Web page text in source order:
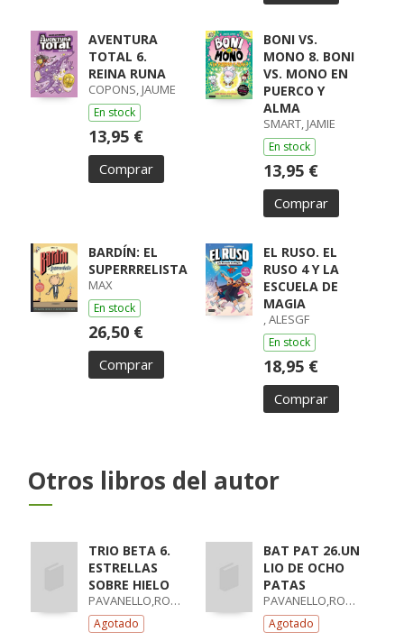
AVENTURA
TOTAL 6.
REINA RUNA
COPONS, JAUME
En stock
13,95 €
Comprar
BONI VS.
MONO 8. BONI
VS. MONO EN
PUERCO Y
ALMA
SMART, JAMIE
En stock
13,95 €
Comprar
BARDÍN: EL
SUPERRRELISTA
MAX
En stock
26,50 €
Comprar
EL RUSO. EL
RUSO 4 Y LA
ESCUELA DE
MAGIA
, ALESGF
En stock
18,95 €
Comprar
Otros libros del autor
TRIO BETA 6.
ESTRELLAS
SOBRE HIELO
PAVANELLO,ROBERTO
Agotado
BAT PAT 26.UN
LIO DE OCHO
PATAS
PAVANELLO,ROBERTO
Agotado